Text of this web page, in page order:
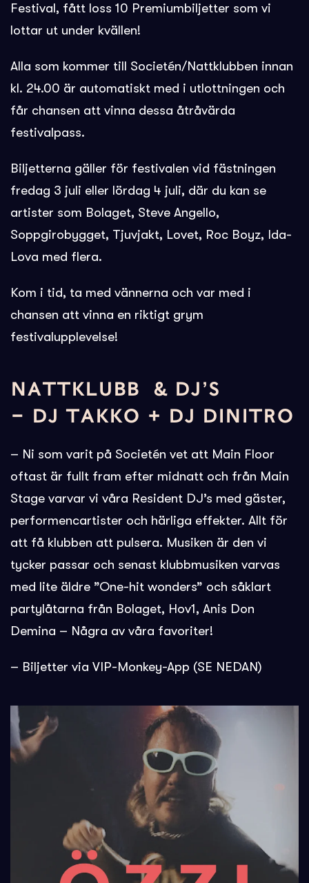
Festival, fått loss 10 Premiumbiljetter som vi
lottar ut under kvällen!
Alla som kommer till Societén/Nattklubben innan
kl. 24.00 är automatiskt med i utlottningen och
får chansen att vinna dessa åtråvärda
festivalpass.
Biljetterna gäller för festivalen vid fästningen
fredag 3 juli eller lördag 4 juli, där du kan se
artister som Bolaget, Steve Angello,
Soppgirobygget, Tjuvjakt, Lovet, Roc Boyz, Ida-
Lova med flera.
Kom i tid, ta med vännerna och var med i
chansen att vinna en riktigt grym
festivalupplevelse!
NATTKLUBB & DJ’S
– DJ TAKKO + DJ DINITRO
– Ni som varit på Societén vet att Main Floor
oftast är fullt fram efter midnatt och från Main
Stage varvar vi våra Resident DJ’s med gäster,
performencartister och härliga effekter. Allt för
att få klubben att pulsera. Musiken är den vi
tycker passar och senast klubbmusiken varvas
med lite äldre ”One-hit wonders” och såklart
partylåtarna från Bolaget, Hov1, Anis Don
Demina – Några av våra favoriter!
– Biljetter via VIP-Monkey-App (SE NEDAN)